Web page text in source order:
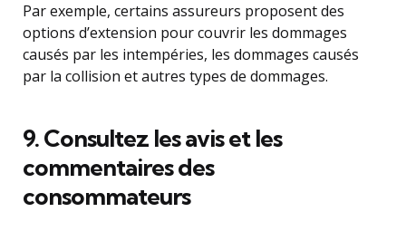
Par exemple, certains assureurs proposent des
options d’extension pour couvrir les dommages
causés par les intempéries, les dommages causés
par la collision et autres types de dommages.
9. Consultez les avis et les
commentaires des
consommateurs